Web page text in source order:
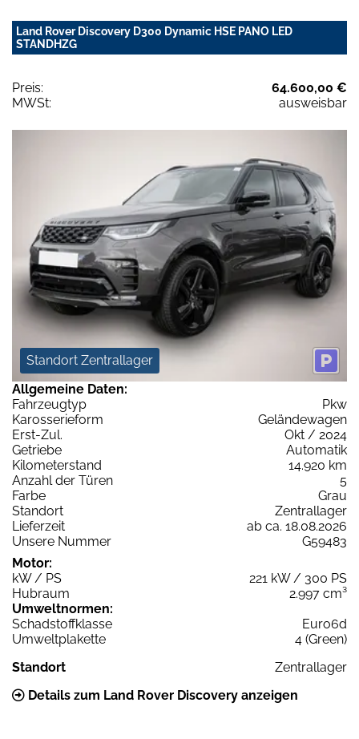
Land Rover Discovery D300 Dynamic HSE PANO LED
STANDHZG
Preis:
64.600,00 €
MWSt:
ausweisbar
Standort Zentrallager
Allgemeine Daten:
Fahrzeugtyp
Pkw
Karosserieform
Geländewagen
Erst-Zul.
Okt / 2024
Getriebe
Automatik
Kilometerstand
14.920 km
Anzahl der Türen
5
Farbe
Grau
Standort
Zentrallager
Lieferzeit
ab ca. 18.08.2026
Unsere Nummer
G59483
Motor:
kW / PS
221 kW / 300 PS
Hubraum
2.997 cm³
Umweltnormen:
Schadstoffklasse
Euro6d
Umweltplakette
4 (Green)
Standort
Zentrallager
Details zum Land Rover Discovery anzeigen